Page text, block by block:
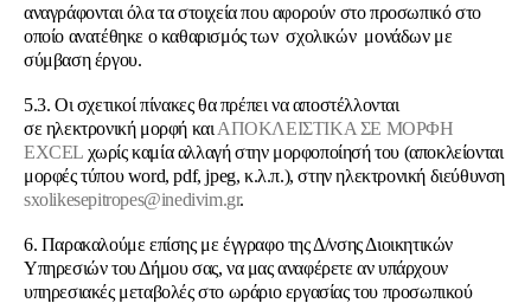
αναγράφονται όλα τα στοιχεία που αφορούν στο προσωπικό στο
οποίο ανατέθηκε ο καθαρισμός των σχολικών μονάδων με
σύμβαση έργου.
5.3. Οι σχετικοί πίνακες θα πρέπει να αποστέλλονται
σε ηλεκτρονική μορφή και ΑΠΟΚΛΕΙΣΤΙΚΑ ΣΕ ΜΟΡΦΗ
EXCEL χωρίς καμία αλλαγή στην μορφοποίησή του (αποκλείονται
μορφές τύπου word, pdf, jpeg, κ.λ.π.), στην ηλεκτρονική διεύθυνση
sxolikesepitropes@inedivim.gr.
6. Παρακαλούμε επίσης με έγγραφο της Δ/νσης Διοικητικών
Υπηρεσιών του Δήμου σας, να μας αναφέρετε αν υπάρχουν
υπηρεσιακές μεταβολές στο ωράριο εργασίας του προσωπικού